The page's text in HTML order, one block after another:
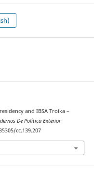
and IBSA Troika –
De Política Exterior
cc.139.207